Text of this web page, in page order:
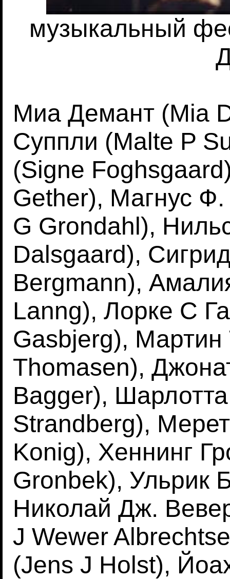
музыкальный
Миа Демант (Mia
Суппли (Malte P
(Signe
Gether), Магнус
G Grondahl),
Dalsgaard),
Bergmann),
Lanng), Лорке С
Gasbjerg),
Thomasen),
Bagger),
Strandberg),
Konig), Хеннинг
Gronbek), Ульрик
Николай Дж.
J Wewer
(Jens J Holst),